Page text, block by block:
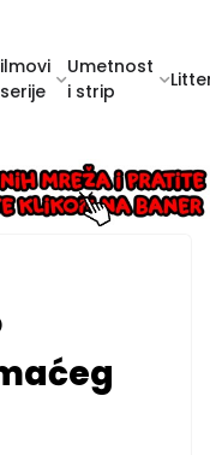
Umetnost
i strip